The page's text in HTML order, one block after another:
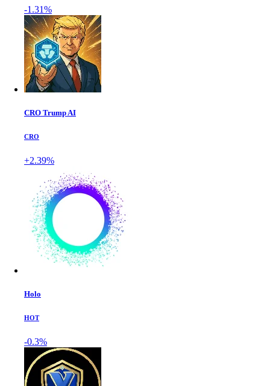
-1.31%
CRO Trump AI
CRO
+2.39%
Holo
HOT
-0.3%